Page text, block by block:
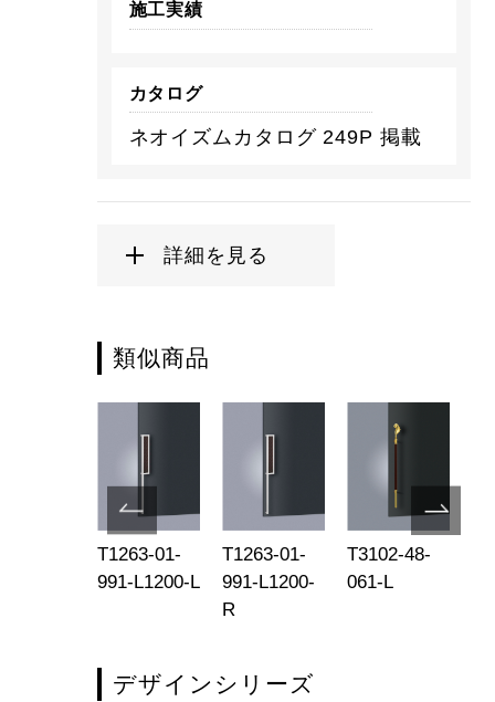
施工実績
カタログ
ネオイズムカタログ 249P 掲載
詳細を見る
類似商品
T1263-01-
991-L1200-L
T1263-01-
991-L1200-
R
T3102-48-
061-L
デザインシリーズ